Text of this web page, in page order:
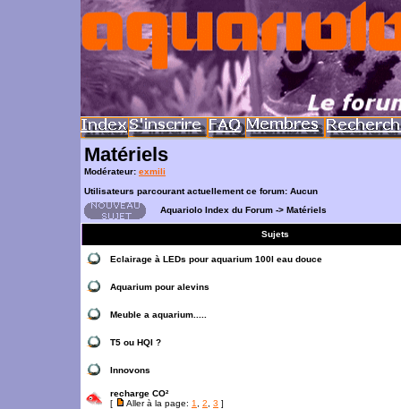
Matériels
Modérateur: exmili
Utilisateurs parcourant actuellement ce forum: Aucun
Aquariolo Index du Forum -> Matériels
Sujets
Eclairage à LEDs pour aquarium 100l eau douce
Aquarium pour alevins
Meuble a aquarium.....
T5 ou HQI ?
Innovons
recharge CO²
[
Aller à la page: 1 2 3 ]